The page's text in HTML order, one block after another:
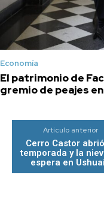
Economía
El patrimonio de
gremio de peajes
Artículo anterior
Cerro Castor
temporada y la
espera en